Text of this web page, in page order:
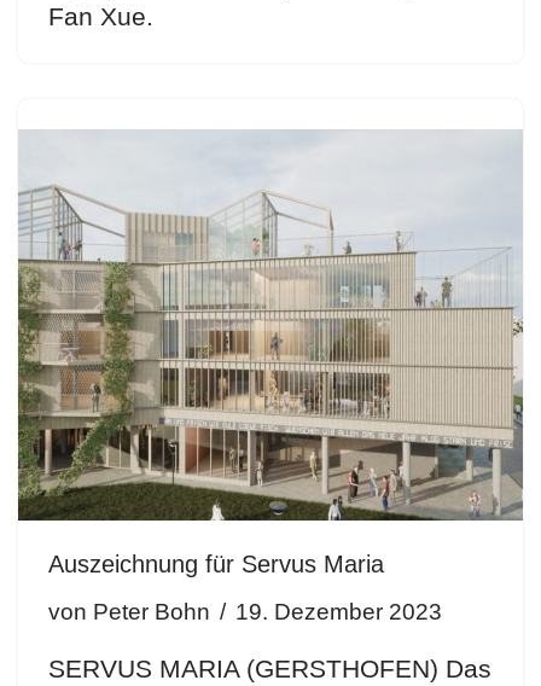
Fan Xue.
Auszeichnung für Servus Maria
von Peter Bohn 19. Dezember 2023
SERVUS MARIA (GERSTHOFEN) Das